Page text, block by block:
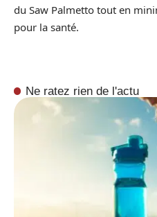
du Saw Palmetto tout en
pour la santé.
Ne ratez rien de l'actu